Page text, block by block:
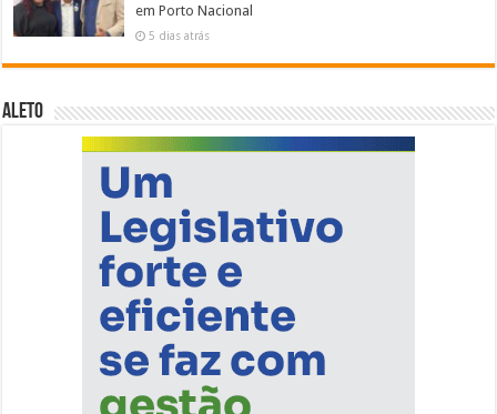
em Porto Nacional
5 dias atrás
ALETO